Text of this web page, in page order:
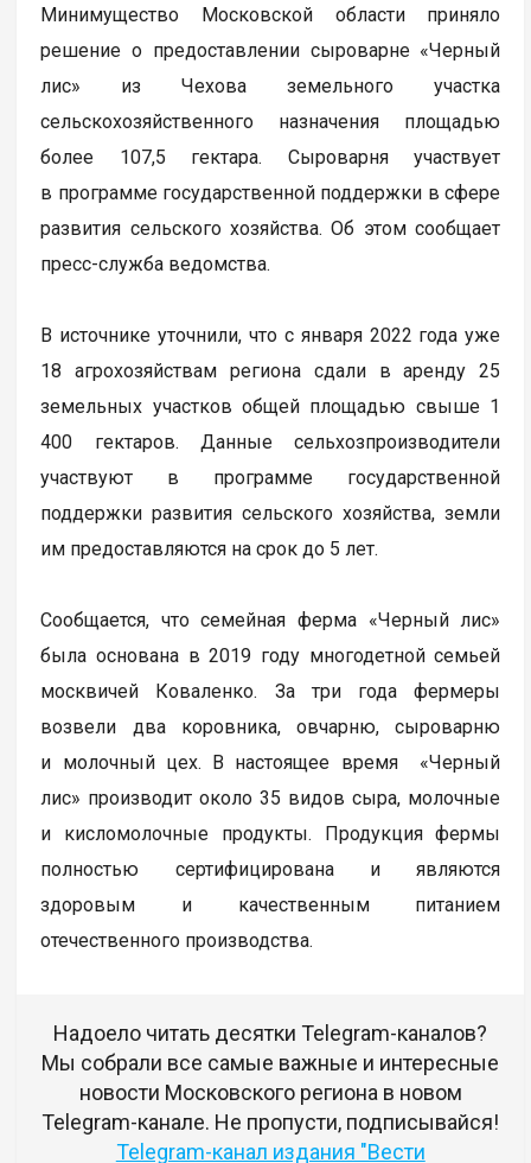
Минимущество Московской области приняло
решение о предоставлении сыроварне «Черный
лис» из Чехова земельного участка
сельскохозяйственного назначения площадью
более 107,5 гектара. Сыроварня участвует
в программе государственной поддержки в сфере
развития сельского хозяйства. Об этом сообщает
пресс-служба ведомства.
В источнике уточнили, что с января 2022 года уже
18 агрохозяйствам региона сдали в аренду 25
земельных участков общей площадью свыше 1
400 гектаров. Данные сельхозпроизводители
участвуют в программе государственной
поддержки развития сельского хозяйства, земли
им предоставляются на срок до 5 лет.
Сообщается, что семейная ферма «Черный лис»
была основана в 2019 году многодетной семьей
москвичей Коваленко. За три года фермеры
возвели два коровника, овчарню, сыроварню
и молочный цех. В настоящее время «Черный
лис» производит около 35 видов сыра, молочные
и кисломолочные продукты. Продукция фермы
полностью сертифицирована и являются
здоровым и качественным питанием
отечественного производства.
Надоело читать десятки Telegram-каналов?
Мы собрали все самые важные и интересные
новости Московского региона в новом
Telegram-канале. Не пропусти, подписывайся!
Telegram-канал издания "Вести